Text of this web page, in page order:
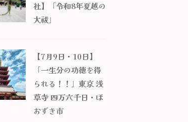
社】「令和8年夏越の
大祓」
【7月9日・10日】
「一生分の功徳を得
られる！！」東京 浅
草寺 四万六千日・ほ
おずき市